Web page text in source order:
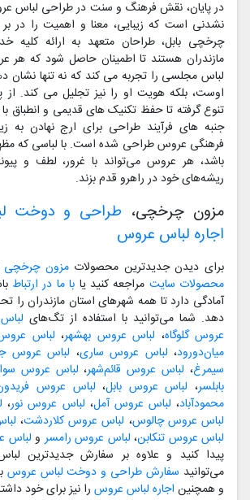
در پایان، نقش فرهنگ و سنت در طراحی لباس
نشدنی است که زیبایی، معنا و اهمیت را در
چرخچی بابل، طراحان متعهد به ارائه کلیه
مازندران هستند تا اطمینان حاصل شود که
لباس مجلسی را تجربه می کند که نه تنها نشان
اوست، بلکه هویت او را نیز تجلیل می کند. از
تنوع گرفته تا حفظ تکنیک های قدیمی و انطباق
جنبه های فرآیند طراحی برای ارج نهادن به
فرهنگی عروس طراحی شده است. با لباسی که
باشد، هر عروس می‌تواند با غرور، لطف و
ریشه‌های خود در راهرو قدم بزند.
مزون چرخچی، طراحی و دوخت
اجاره لباس عروس
برای دیدن جدیدترین محصولاتمزون چرخچی
محصولات سایت مراجعه کنید یا با ما در ارتباط
آمادگی دارد تا همه شهرهای استان مازندران
دهد. شما می‌توانید با استفاده از تگ‌های
عروس گلوگاه، لباس عروس بهشهر، لباس
میان‌دورود، لباس عروس ساری، لباس عروس
سیمرغ، لباس عروس قائم‌شهر، لباس عروس
بابلسر، لباس عروس بابل، لباس عروس
محمودآباد، لباس عروس آمل، لباس عروس نور،
لباس عروس چالوس، لباس عروس کلاردشت،
لباس عروس تنکابن، لباس عروس رامسر و لباس
پیدا کنید و علاوه بر سفارش جدیدترین
می‌توانید سفارش طراحی و دوخت لباس عروس
و همچنین اجاره لباس عروس را نیز برای خود